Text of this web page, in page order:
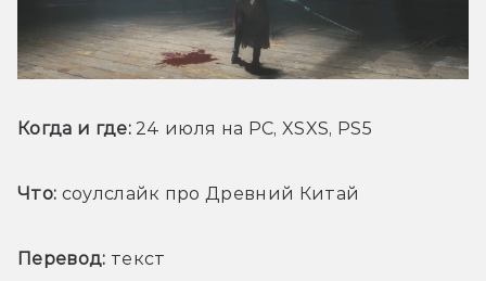
Когда и где: 24 июля на PC, XSXS, PS5
Что: соулслайк про Древний Китай
Перевод: текст